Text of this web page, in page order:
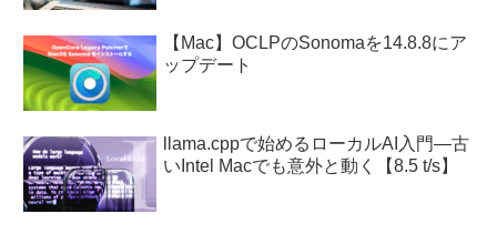
【Mac】OCLPのSonomaを14.8.8にア
ップデート
llama.cppで始めるローカルAI入門—古
いIntel Macでも意外と動く【8.5 t/s】